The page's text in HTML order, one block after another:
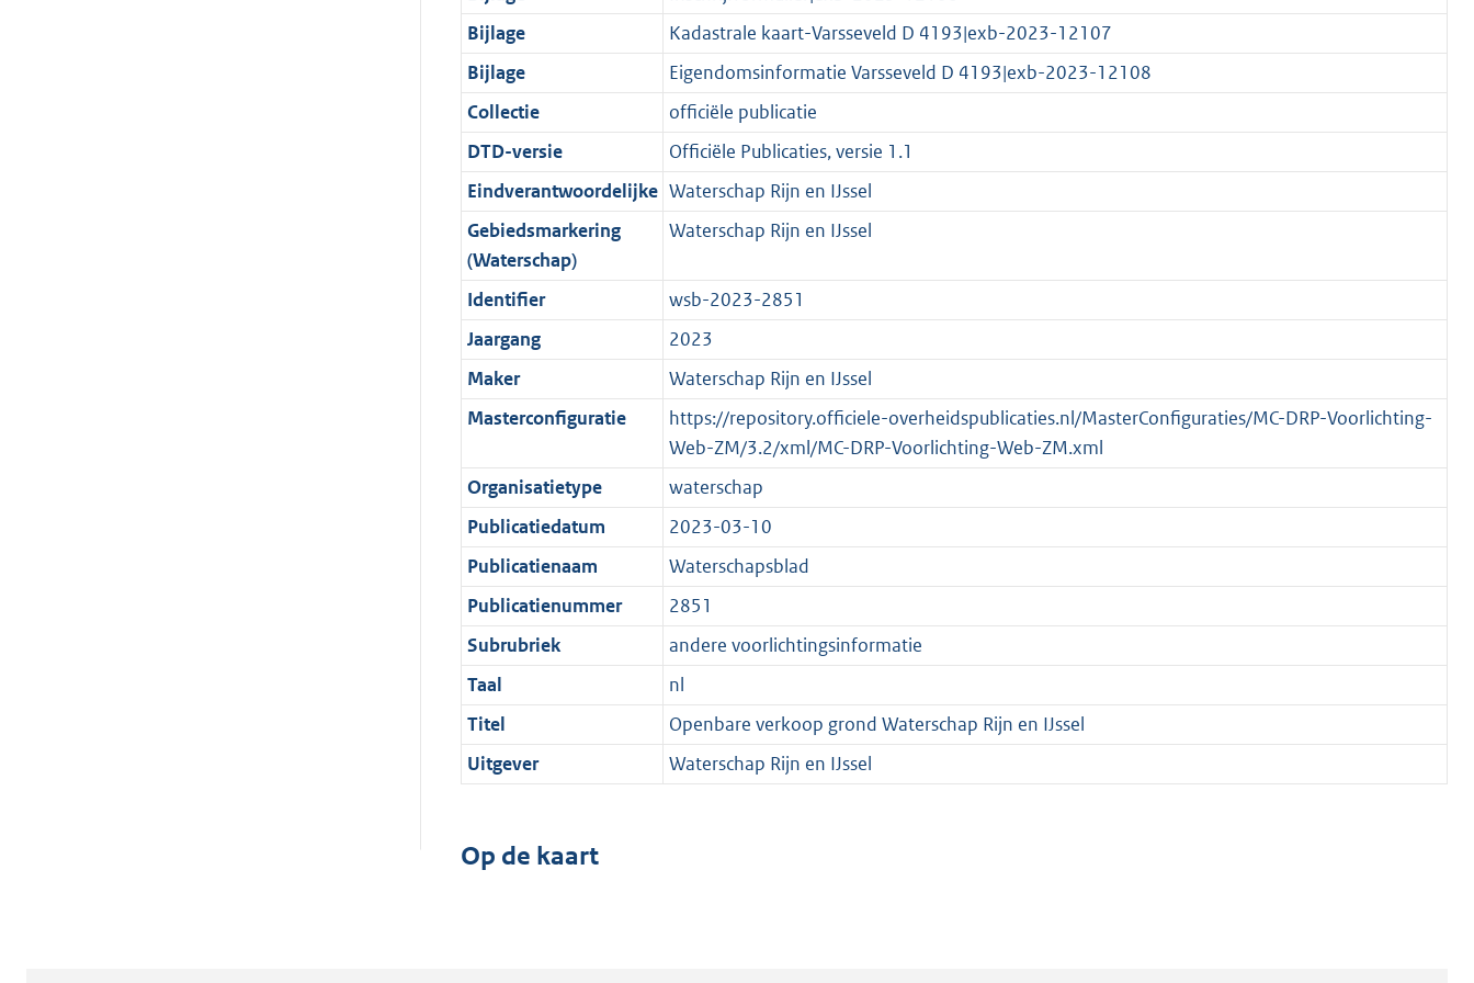
n
f
o
r
m
a
a
t
K
b
i
n
f
o
r
m
a
a
t
K
b
e
i
n
f
o
r
m
a
a
t
K
b
i
e
i
n
f
o
r
m
a
a
t
1
5
b
r
o
o
t
t
e
:
2
b
g
r
o
o
t
t
e
:
K
b
Bijlage
Kadastrale kaart-Varsseveld D 4193|exb-2023-12107
Bijlage
Eigendomsinformatie Varsseveld D 4193|exb-2023-12108
Collectie
officiële publicatie
DTD-versie
Officiële Publicaties, versie 1.1
Eindverantwoordelijke Waterschap Rijn en IJssel
Gebiedsmarkering
(Waterschap)
Waterschap Rijn en IJssel
Identifier
wsb-2023-2851
Jaargang
2023
Maker
Waterschap Rijn en IJssel
Masterconfiguratie
https://repository.officiele-overheidspublicaties.nl/MasterConfiguraties/MC-DRP-Voorlichting-
Web-ZM/3.2/xml/MC-DRP-Voorlichting-Web-ZM.xml
Organisatietype
waterschap
Publicatiedatum
2023-03-10
Publicatienaam
Waterschapsblad
Publicatienummer
2851
Subrubriek
andere voorlichtingsinformatie
Taal
nl
Titel
Openbare verkoop grond Waterschap Rijn en IJssel
Uitgever
Waterschap Rijn en IJssel
Op de kaart